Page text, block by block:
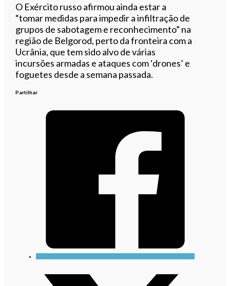
O Exército russo afirmou ainda estar a
“tomar medidas para impedir a infiltração de
grupos de sabotagem e reconhecimento” na
região de Belgorod, perto da fronteira com a
Ucrânia, que tem sido alvo de várias
incursões armadas e ataques com ‘drones’ e
foguetes desde a semana passada.
Partilhar